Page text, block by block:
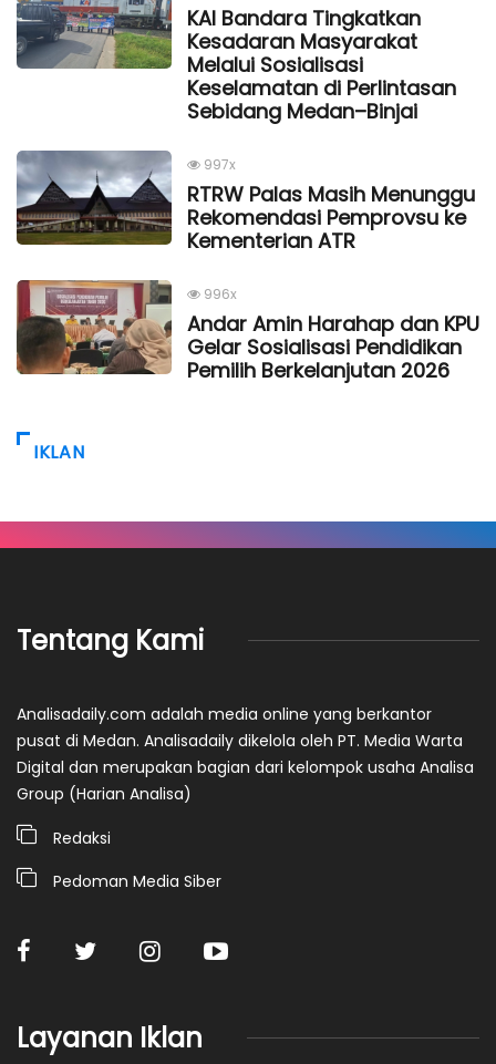
KAI Bandara Tingkatkan
Kesadaran Masyarakat
Melalui Sosialisasi
Keselamatan di Perlintasan
Sebidang Medan–Binjai
997x
RTRW Palas Masih Menunggu
Rekomendasi Pemprovsu ke
Kementerian ATR
996x
Andar Amin Harahap dan KPU
Gelar Sosialisasi Pendidikan
Pemilih Berkelanjutan 2026
IKLAN
Tentang Kami
Analisadaily.com adalah media online yang berkantor
pusat di Medan. Analisadaily dikelola oleh PT. Media Warta
Digital dan merupakan bagian dari kelompok usaha Analisa
Group (Harian Analisa)
Redaksi
Pedoman Media Siber
Layanan Iklan